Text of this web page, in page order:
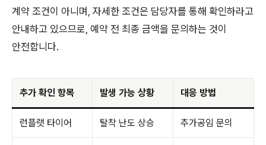
계약 조건이 아니며, 자세한 조건은 담당자를 통해 확인하라고
안내하고 있으므로, 예약 전 최종 금액을 문의하는 것이
안전합니다.
추가 확인 항목 발생 가능 상황 대응 방법
런플랫 타이어 탈착 난도 상승 추가공임 문의